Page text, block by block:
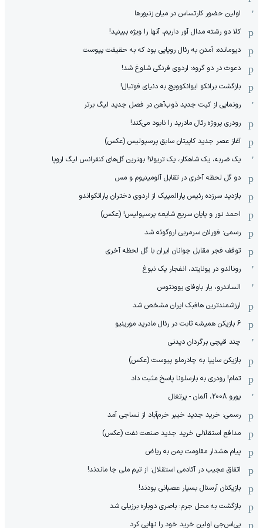
اولین حضور کارتساس در میان زنبورها
کلا دو‌ رشته مدال آور داریم، آنها را ویژه ببینید!
دیومانده: آمدن به رئال رویایی بود که به حقیقت پیوست
دعوت در دو گروه: اردوی فرنگی شلوغ شد!
بازگشت برانکو ایوانکوویچ به دنیای فوتبال!
رونمایی از کیت جدید ذوب‌آهن در فصل جدید لیگ برتر
رودری پروژه رئال مادرید را نابود می‌کند!
آغاز عصر جدید کاپیتان سابق پرسپولیس (عکس)
یک ضربه، یک شاهکار، یک تریولا! بهترین گل‌های کنفرانس لیگ اروپا
دو گل لحظه آخری در تقابل آلومینیوم و مس
بازدید سرزده رئیس پارالمپیک از اردوی دختران پاراتکواندو
احمد نور و پایان سریع شایعه پرسپولیس! (عکس)
رسمی: فورلان سرمربی اروگوئه شد
توقف فجر مقابل جوانان ایران با گل لحظه آخری
رونالدو در یونایتد، انفجار یک نبوغ
الساندرو، یار باوفای یوونتوس
ارزشمندترین هافبک ایران مشخص شد
6 بازیکن همیشه ثابت در رئال مادرید مورینیو
چند قیچی برگردان دیدنی
بازیکن سایپا به چادرملو پیوست (عکس)
تمام! رودری به بارسلونا پاسخ مثبت داد
یورو 2008، آلمان - پرتغال
رسمی: خرید جدید خیبر خرم‌آباد از نساجی آمد
مدافع استقلالی خرید جدید صنعت نفت (عکس)
پیام هشدار مقاومت یمن به ریاض
اتفاق عجیب در آکادمی استقلال: از تیم ملی جا ماندند!
بازیکنان آرسنال بسیار عصبانی بودند!
بازگشت به محل جرم: باصری دوباره برزیلی شد
پی‌اس‌جی اولین خرید خود را نهایی کرد